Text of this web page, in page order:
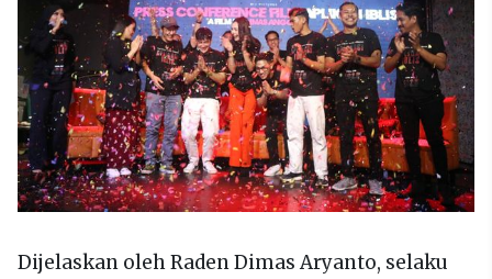
Dijelaskan oleh Raden Dimas Aryanto, selaku